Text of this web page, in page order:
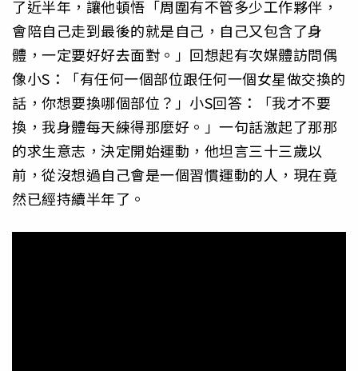
了近半年，讓他頓悟「周圍有不管多少工作夥伴，
會陪自己走到最後的就是自己，自己又包含了身
體，一定要好好去面對。」回想起有次媒體訪問偶
像小S：「有任何一個部位跟任何一個女星做交換的
話，你想要換哪個部位？」小S回答：「我才不要
換，我身體每天練得那麼好。」一句話激起了那那
的求生意志，決定開始運動，他坦言三十三歲以
前，從沒想過自己會是一個習慣運動的人，現在竟
然已經持續半年了。